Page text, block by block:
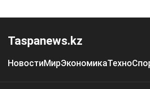
Taspanews.kz
НовостиМирЭкономикаТехно